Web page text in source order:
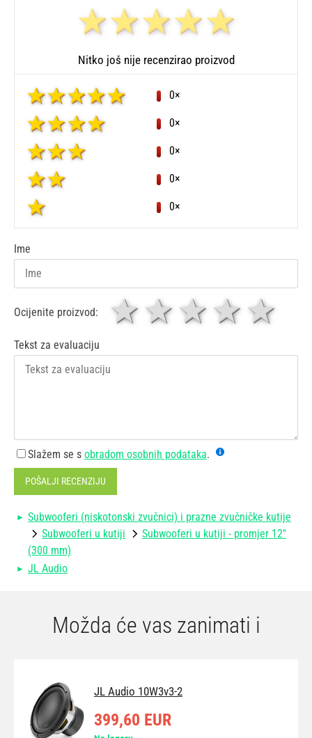
Nitko još nije recenzirao proizvod
0×
0×
0×
0×
0×
Ime
Ocijenite proizvod: 4
3
zvjezdice
1 zvjezdica
Tekst za evaluaciju
Slažem se s obradom osobnih podataka.
POŠALJI RECENZIJU
Subwooferi (niskotonski zvučnici) i prazne zvučničke kutije
Subwooferi u kutiji
Subwooferi u kutiji - promjer 12''
(300 mm)
JL Audio
Možda će vas zanimati i
JL Audio 10W3v3-2
399,60 EUR